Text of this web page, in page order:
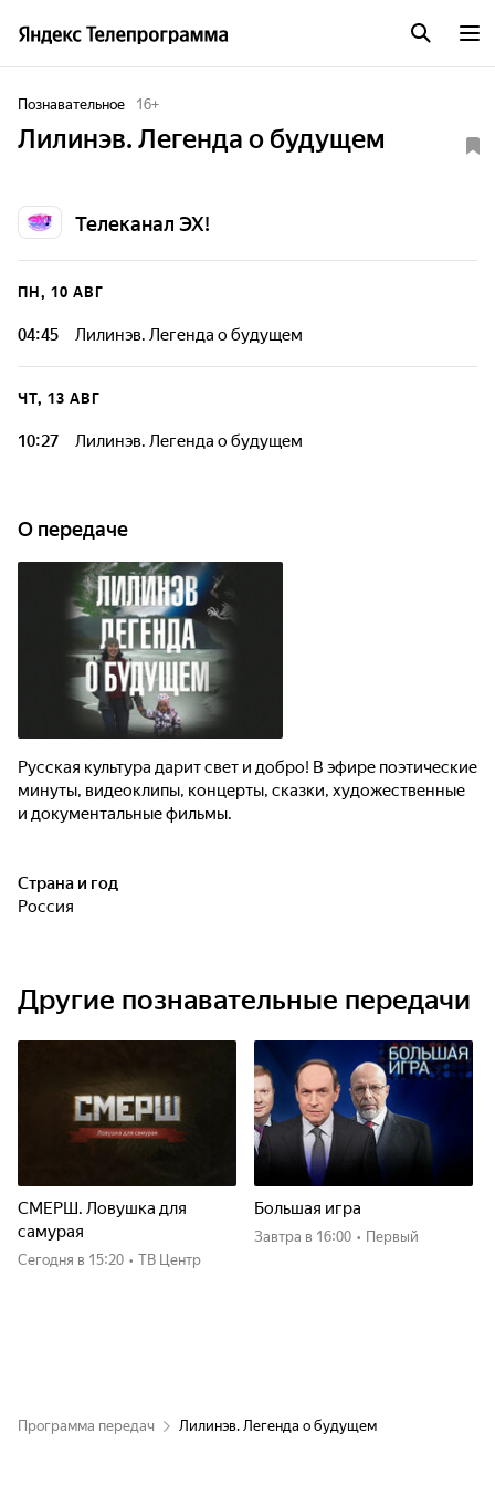
Познавательное 16+
Лилинэв. Легенда о будущем
Телеканал ЭХ!
ПН, 10 АВГ
04:45 Лилинэв. Легенда о будущем
ЧТ, 13 АВГ
10:27 Лилинэв. Легенда о будущем
О передаче
Русская культура дарит свет и добро! В эфире поэтические
минуты, видеоклипы, концерты, сказки, художественные
и документальные фильмы.
Страна и год
Россия
Другие познавательные передачи
СМЕРШ. Ловушка для
самурая
Сегодня в 15:20 • ТВ Центр
Большая игра
Завтра в 16:00 • Первый
Программа передач Лилинэв. Легенда о будущем